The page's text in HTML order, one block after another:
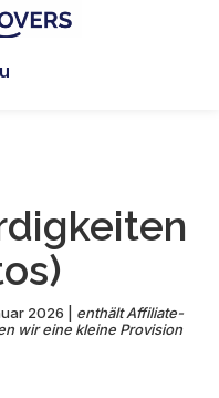
2026
enthält Affiliate-
wir eine kleine Provision